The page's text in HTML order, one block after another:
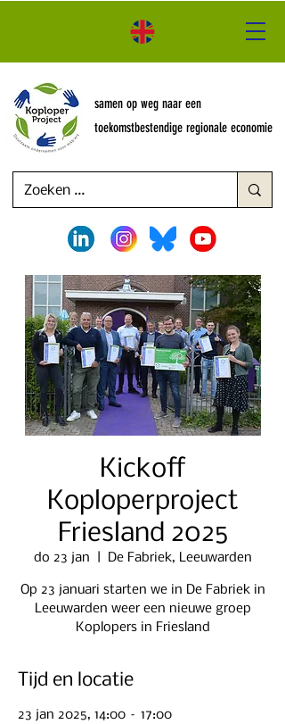
samen op weg naar een
toekomstbestendige regionale economie
Kickoff
Koploperproject
Friesland 2025
do 23 jan De Fabriek, Leeuwarden
Op 23 januari starten we in De Fabriek in
Leeuwarden weer een nieuwe groep
Koplopers in Friesland
Tijd en locatie
23 jan 2025, 14:00 – 17:00